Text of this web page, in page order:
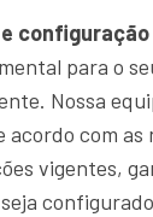
configuração
para o
Nossa
acordo com as
vigentes,